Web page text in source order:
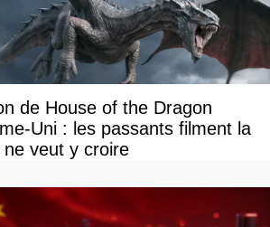
de House of the Dragon
Uni : les passants filment la
veut y croire